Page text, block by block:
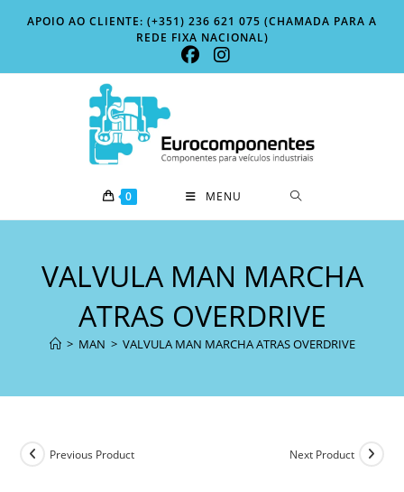
APOIO AO CLIENTE: (+351) 236 621 075 (CHAMADA PARA A
REDE FIXA NACIONAL)
0 MENU
VALVULA MAN MARCHA
ATRAS OVERDRIVE
> MAN > VALVULA MAN MARCHA ATRAS OVERDRIVE
Previous Product Next Product